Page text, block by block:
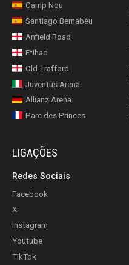
Camp Nou
Santiago Bernabéu
Anfield Road
Etihad
Old Trafford
Juventus Arena
Allianz Arena
Parc des Princes
LIGAÇÕES
Redes Sociais
Facebook
X
Instagram
Youtube
TikTok